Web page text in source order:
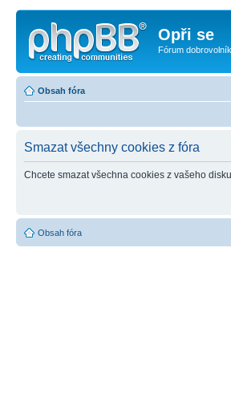
Opři se
Fórum
Obsah fóra
Smazat všechny cookies z fóra
Chcete smazat všechna cookies z vašeho
Obsah fóra